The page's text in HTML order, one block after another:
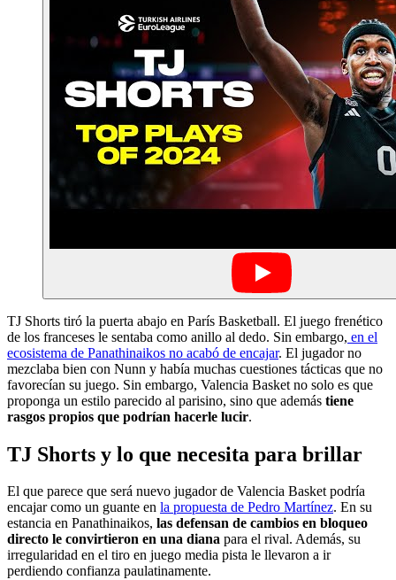
TJ Shorts tiró la puerta abajo en París Basketball. El juego frenético
de los franceses le sentaba como anillo al dedo. Sin embargo, en el
ecosistema de Panathinaikos no acabó de encajar. El jugador no
mezclaba bien con Nunn y había muchas cuestiones tácticas que no
favorecían su juego. Sin embargo, Valencia Basket no solo es que
proponga un estilo parecido al parisino, sino que además tiene
rasgos propios que podrían hacerle lucir.
TJ Shorts y lo que necesita para brillar
El que parece que será nuevo jugador de Valencia Basket podría
encajar como un guante en la propuesta de Pedro Martínez. En su
estancia en Panathinaikos, las defensan de cambios en bloqueo
directo le convirtieron en una diana para el rival. Además, su
irregularidad en el tiro en juego media pista le llevaron a ir
perdiendo confianza paulatinamente.